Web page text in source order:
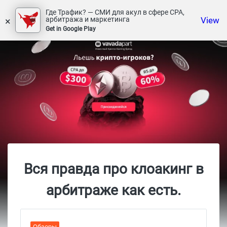
×
Где Трафик? — СМИ для акул в сфере СРА,
арбитража и маркетинга
Get in Google Play
View
Вся правда про клоакинг в
арбитраже как есть.